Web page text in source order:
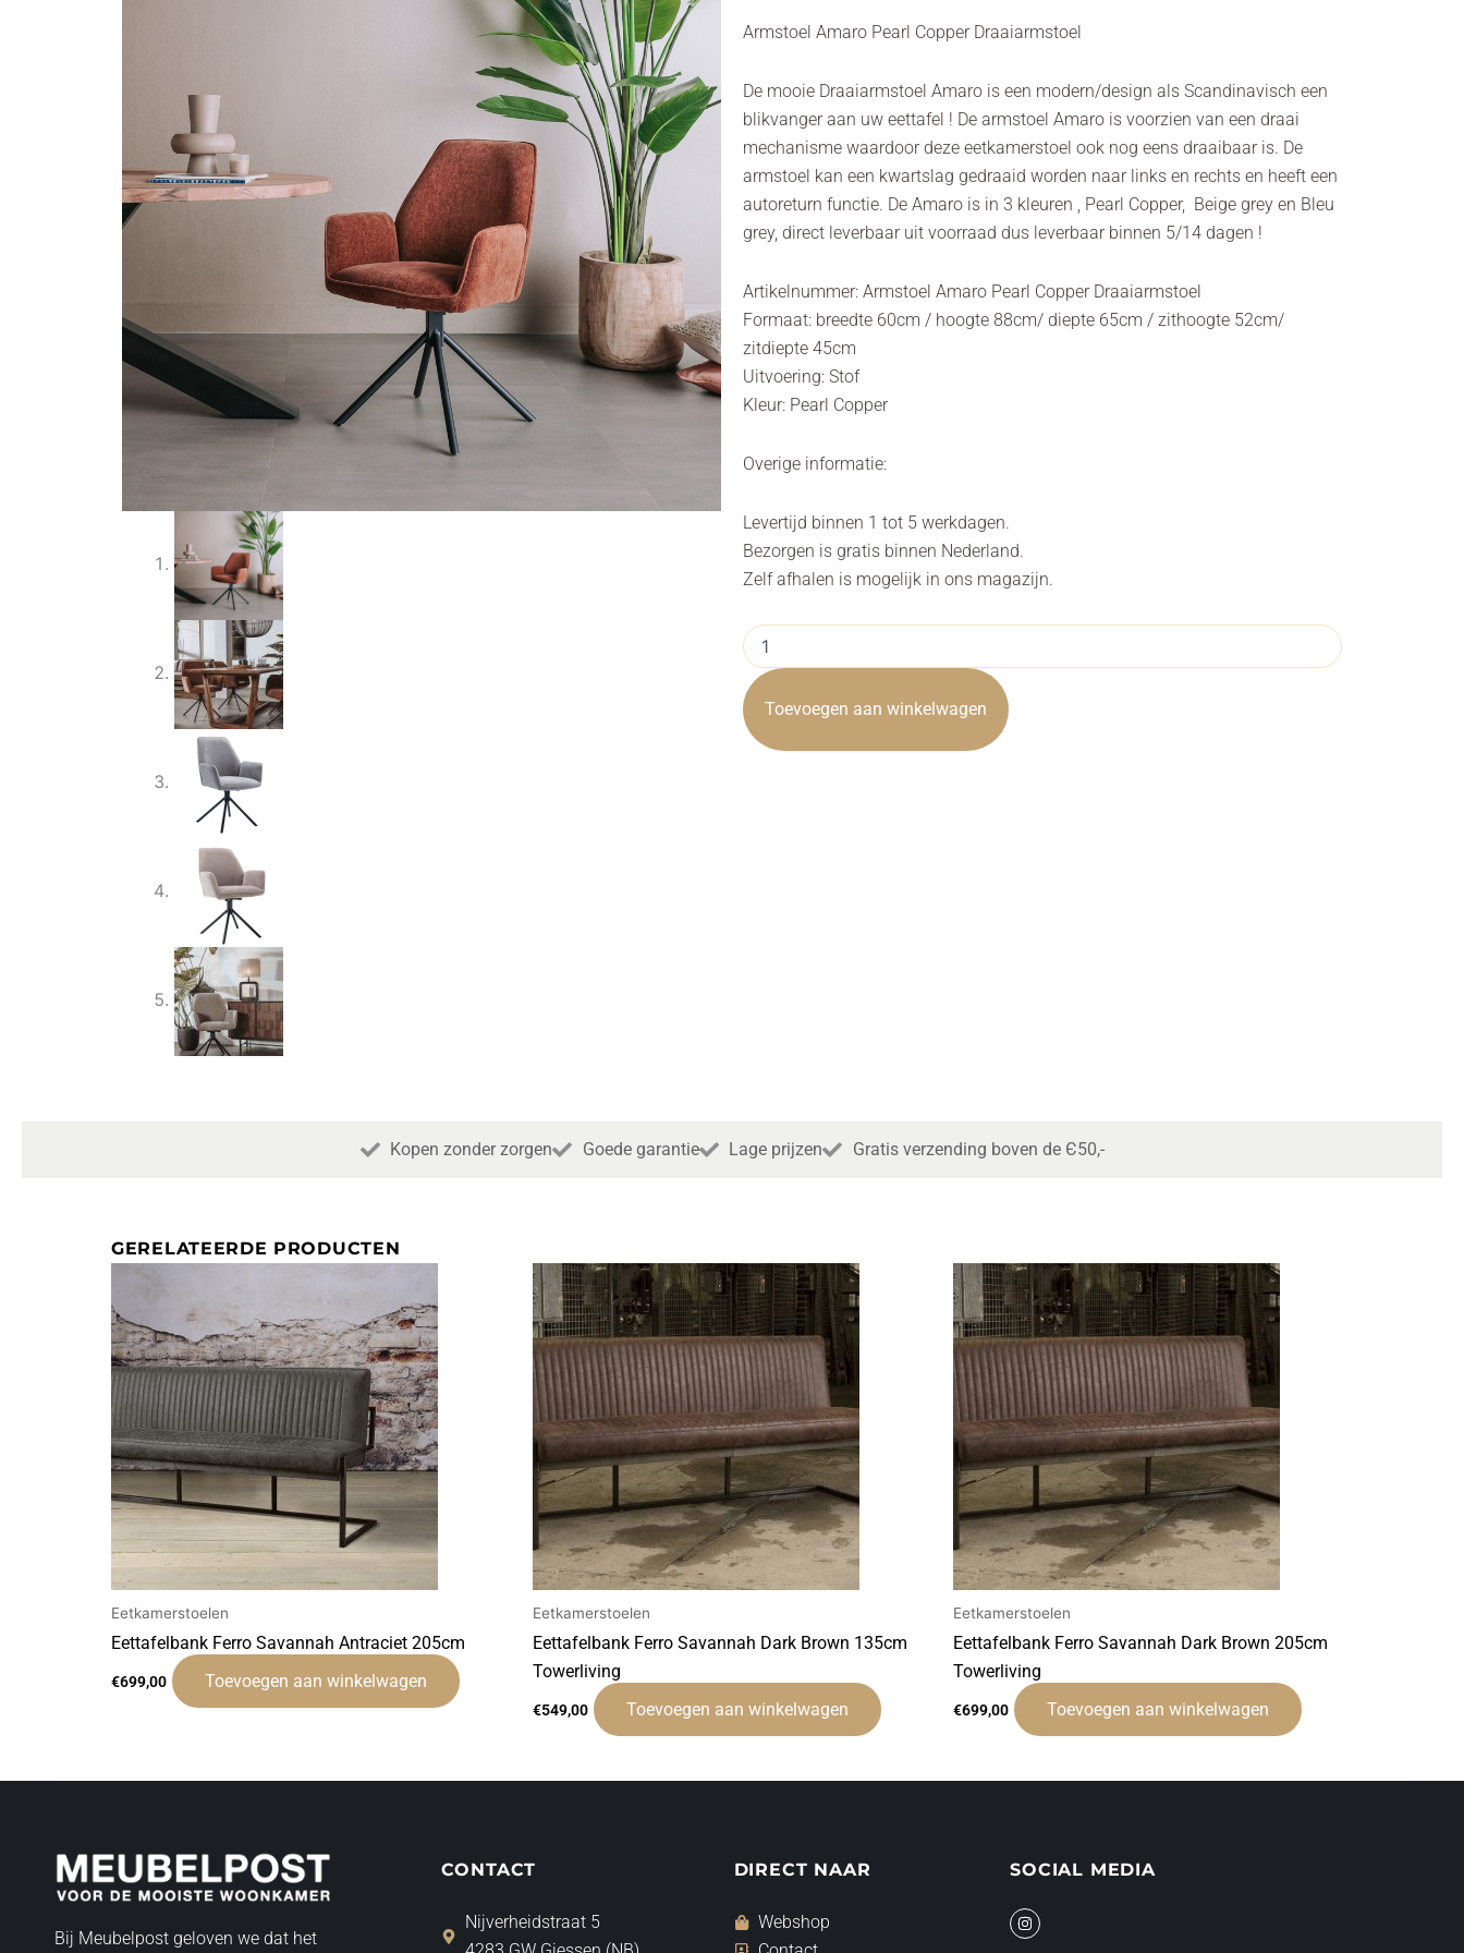
Armstoel Amaro Pearl Copper Draaiarmstoel
De mooie Draaiarmstoel Amaro is een modern/design als Scandinavisch een
blikvanger aan uw eettafel ! De armstoel Amaro is voorzien van een draai
mechanisme waardoor deze eetkamerstoel ook nog eens draaibaar is. De
armstoel kan een kwartslag gedraaid worden naar links en rechts en heeft een
autoreturn functie. De Amaro is in 3 kleuren , Pearl Copper, Beige grey en Bleu
grey, direct leverbaar uit voorraad dus leverbaar binnen 5/14 dagen !
Artikelnummer: Armstoel Amaro Pearl Copper Draaiarmstoel
Formaat: breedte 60cm / hoogte 88cm/ diepte 65cm / zithoogte 52cm/
zitdiepte 45cm
Uitvoering: Stof
Kleur: Pearl Copper
Overige informatie:
Levertijd binnen 1 tot 5 werkdagen.
Bezorgen is gratis binnen Nederland.
Zelf afhalen is mogelijk in ons magazijn.
Armstoel
Amaro
Pearl
Copper
Draaiarmstoel
aantal
Toevoegen aan winkelwagen
Kopen zonder zorgen Goede garantie Lage prijzen Gratis verzending boven de Є50,-
GERELATEERDE PRODUCTEN
Eetkamerstoelen
Eettafelbank Ferro Savannah Antraciet 205cm
€699,00 Toevoegen aan winkelwagen
Eetkamerstoelen
Eettafelbank Ferro Savannah Dark Brown 135cm
Towerliving
€549,00 Toevoegen aan winkelwagen
Eetkamerstoelen
Eettafelbank Ferro Savannah Dark Brown 205cm
Towerliving
€699,00 Toevoegen aan winkelwagen
Bij Meubelpost geloven we dat het
CONTACT
Nijverheidstraat 5
DIRECT NAAR
Webshop
SOCIAL MEDIA
I
n
s